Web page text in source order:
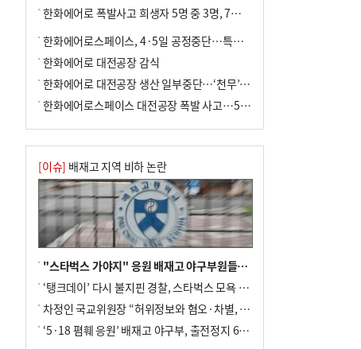
한화에어로 폭발사고 희생자 5명 중 3명, 7일 영면
한화에어로스페이스, 4·5일 공정중단…특별 안전점검
한화에어로 대전공장 감식
한화에어로 대전공장 생산 일부중단…‘천무’ 수출 비상
한화에어로스페이스 대전공장 폭발 사고…5명 사망·2명 부상(종합)
[이슈] 배재고 지역 비하 논란
"스타벅스 가야지" 응원 배재고 야구부원들, 학교서 징계 처분
‘탱크데이’ 다시 불지핀 경찰, 스타벅스 모욕 혐의 압수수색
차정인 국교위원장 “허위정보와 혐오·차별, 학교 교실까지 유입"
‘5·18 폄훼 응원’ 배재고 야구부, 출전정지 6개월→1개월 감경